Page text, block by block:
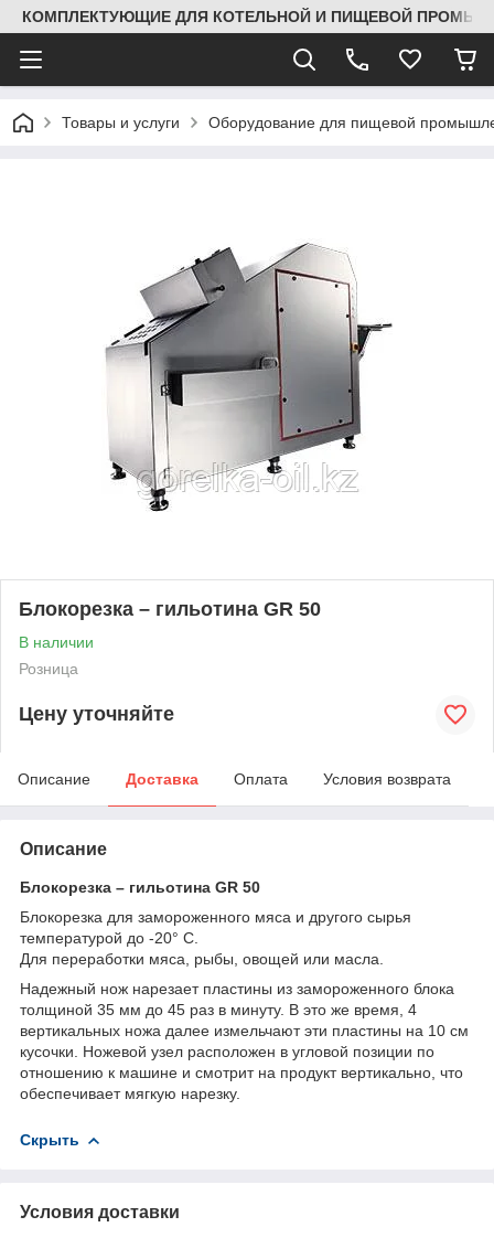
КОМПЛЕКТУЮЩИЕ ДЛЯ КОТЕЛЬНОЙ И ПИЩЕВОЙ
Товары и услуги Оборудование для пищевой
Блокорезка – гильотина GR 50
В наличии
Розница
Цену уточняйте
Описание Доставка Оплата Условия возврата
Описание
Блокорезка – гильотина GR 50
Блокорезка для замороженного мяса и другого сырья
температурой до -20° C.
Для переработки мяса, рыбы, овощей или масла.
Надежный нож нарезает пластины из замороженного блока
толщиной 35 мм до 45 раз в минуту. В это же время, 4
вертикальных ножа далее измельчают эти пластины на 10 см
кусочки. Ножевой узел расположен в угловой позиции по
отношению к машине и смотрит на продукт вертикально, что
обеспечивает мягкую нарезку.
Скрыть
Условия доставки